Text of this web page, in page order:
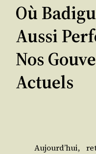
Où
Aussi
Nos
Actuels
Aujourd’­hui,